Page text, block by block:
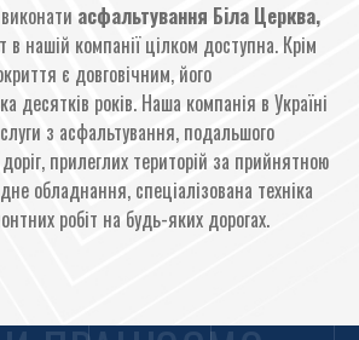
асфальтування Біла Церква,
в нашій компанії цілком доступна. Крім
є довговічним, його
десятків років. Наша компанія в Україні
з асфальтування, подальшого
прилеглих територій за прийнятною
обладнання, спеціалізована техніка
робіт на будь-яких дорогах.